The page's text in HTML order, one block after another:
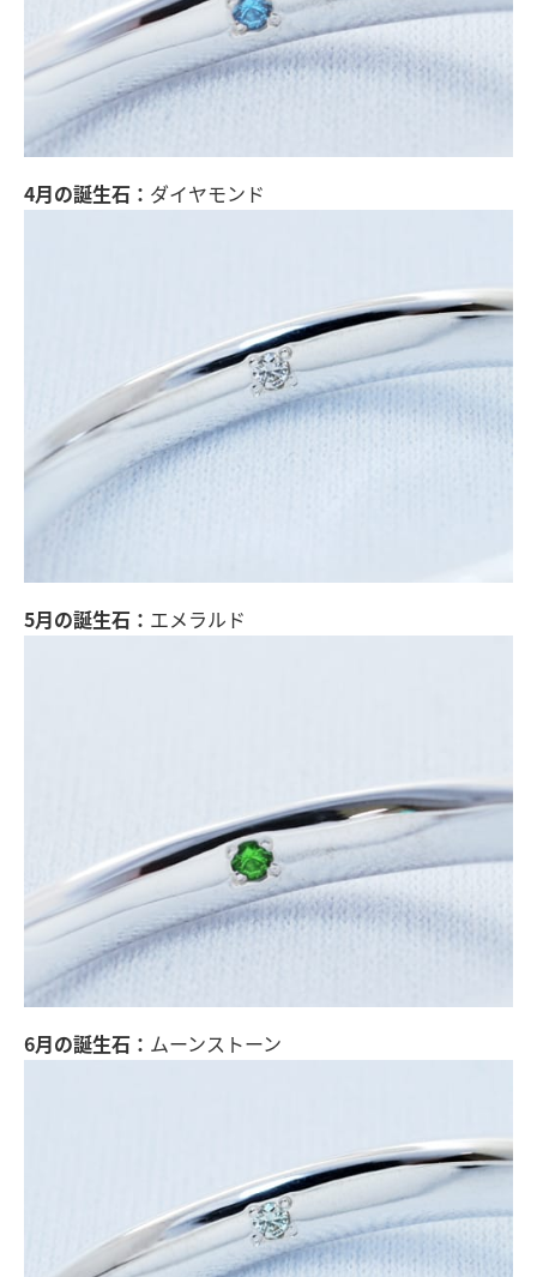
4月の誕生石： ダイヤモンド
5月の誕生石： エメラルド
6月の誕生石： ムーンストーン